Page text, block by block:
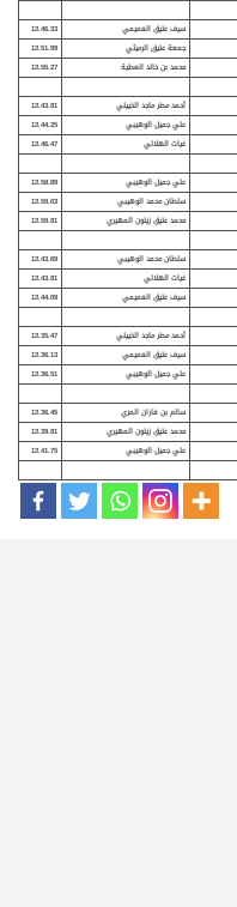
سيف عتيق العميمي
12.46.33
جمعة عتيق الرميثي
12.51.99
محمد بن خالد العطية 12.55.27
أحمد مطر ماجد الخييلي
12.43.81
علي جميل الوهيبي
12.44.25
غياث الهلالي 12.46.47
علي جميل الوهيبي
12.58.89
سلطان محمد الوهيبي
12.59.03
محمد عتيق زيتون المهيري 12.59.81
سلطان محمد الوهيبي
12.43.69
غياث الهلالي
12.43.81
سيف عتيق العميمي 12.44.09
أحمد مطر ماجد الخييلي
12.35.47
سيف عتيق العميمي
12.36.13
علي جميل الوهيبي 12.36.51
سالم بن فاران المري
12.36.45
محمد عتيق زيتون المهيري
12.39.81
علي جميل الوهيبي 12.41.75